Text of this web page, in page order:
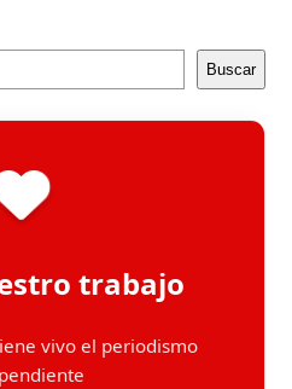
Buscar
trabajo
vivo el periodismo